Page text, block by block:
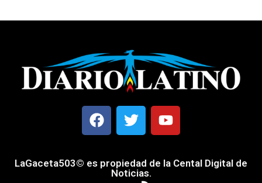
LaGaceta503© es propiedad de la Cental Digital de
Noticias.